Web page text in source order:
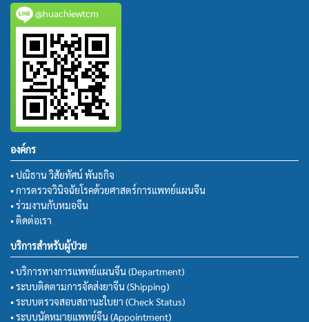
@huachiewtcm
องค์กร
• ปณิธาน วิสัยทัศน์ พันธกิจ
• การตรวจวินิจฉัยโรคด้วยศาสตร์การแพทย์แผนจีน
• ร่วมงานกับหมอจีน
• ติดต่อเรา
บริการสำหรับผู้ป่วย
• บริการทางการแพทย์แผนจีน (Department)
• ระบบติดตามการจัดส่งยาจีน (Shipping)
• ระบบตรวจสอบสถานะใบยา (Check Status)
• ระบบนัดหมายแพทย์จีน (Appointment)